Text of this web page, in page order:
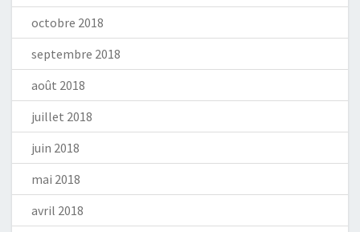
octobre 2018
septembre 2018
août 2018
juillet 2018
juin 2018
mai 2018
avril 2018